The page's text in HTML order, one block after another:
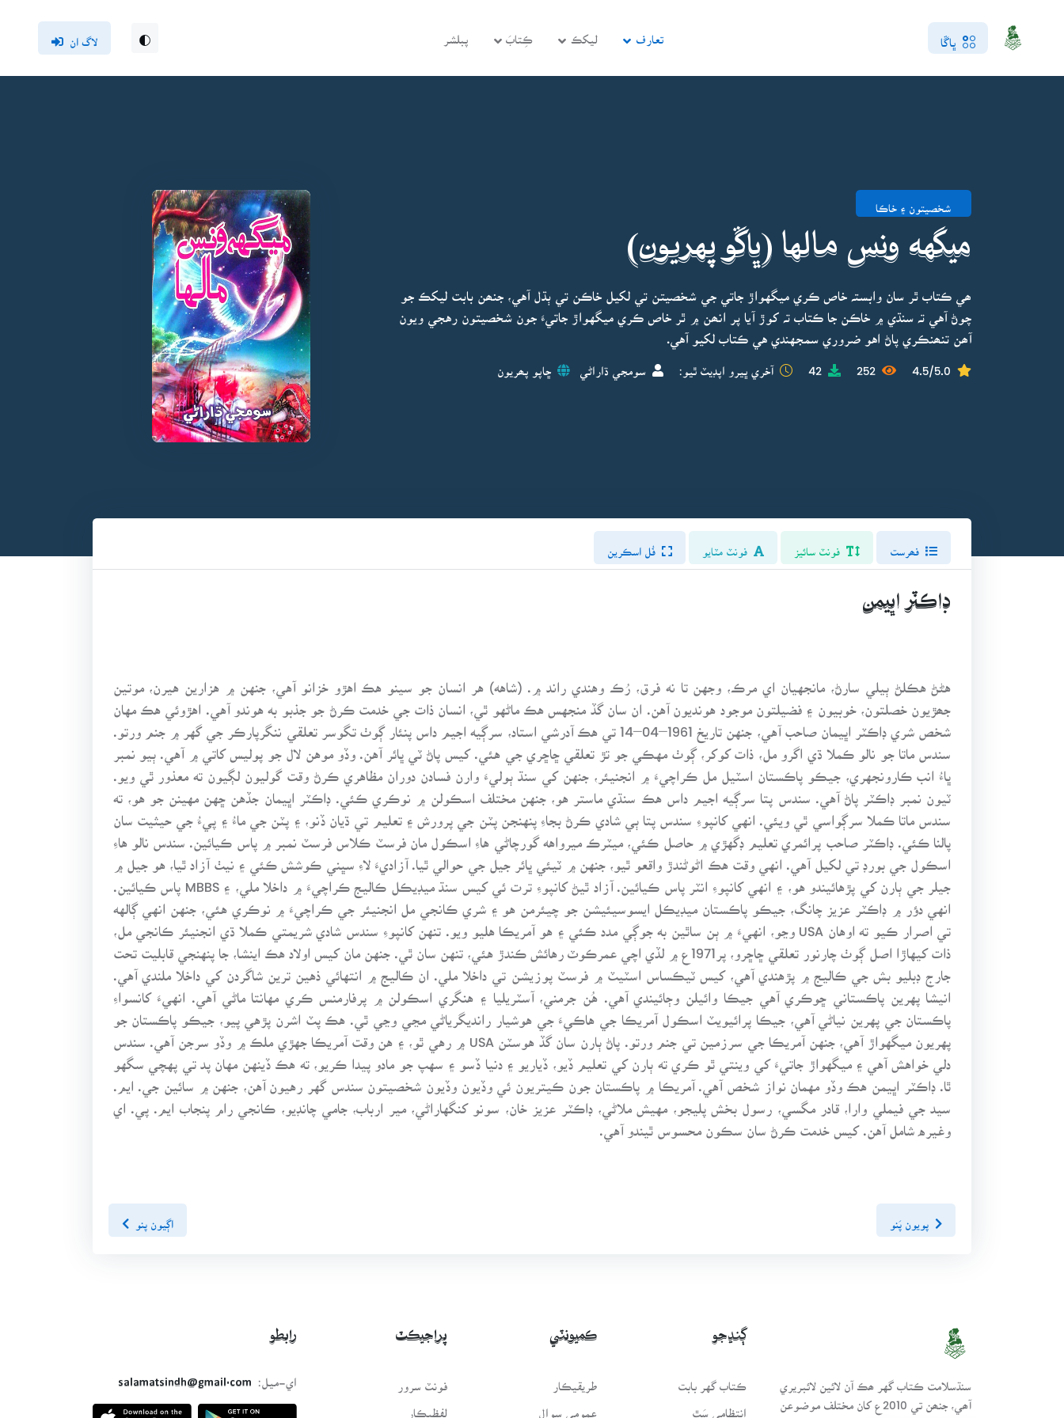
ڀاڱا تعارف ليکڪ ڪِتابَ پبلشر لاگ ان
شخصيتون ۽ خاڪا
ميگهه ونس مالها (ڀاڱو پهريون)
ھي ڪتاب ٿر سان وابستہ خاص ڪري ميگهواڙ جاتي جي شخصيتن تي لکيل خاڪن تي ٻڌل آهي، جنھن بابت ليکڪ جو
چوڻ آهي تہ سنڌي ۾ خاڪن جا ڪتاب تہ کوڙ آيا پر انھن ۾ ٿر خاص ڪري ميگهواڙ جاتيءَ جون شخصيتون رهجي ويون
آھن تنھنڪري پاڻ اهو ضروري سمجهندي هي ڪتاب لکيو آهي.
4.5/5.0
252
42 آخري ڀيرو اپڊيٽ ٿيو: سومجي ڌاراڻي ڇاپو پھريون
فونٽ سائيز فونٽ مٽايو فُل اسڪرين
ڊاڪٽر اڀيمن
هڻڻ هڪلڻ ٻيلي سارڻ، مانجهيان اي مرڪ، وجهن تا نه فرق، رُڪ وهندي راند ۾. (شاهه) هر انسان جو سينو هڪ اهڙو خزانو آهي، جنهن ۾ هزارين هيرن، موتين
جھڙيون خصلتون، خوبيون ۽ فضيلتون موجود هونديون آهن. ان سان گڏ منجهس هڪ ماڻهو ٿي، انسان ذات جي خدمت ڪرڻ جو جذبو به هوندو آهي. اهڙوئي هڪ مهان
شخص شري ڊاڪٽر اڀيمان صاحب آهي، جنهن تاريخ 1961–04–14 تي هڪ آدرشي استاد، سرڳيه اجيم داس پنئار ڳوٺ تگوسر تعلقي ننگرپارڪر جي گهر ۾ جنم ورتو.
سندس ماتا جو نالو ڪملا ڌي اگرو مل، ذات کوکر، ڳوٺ مهڪي جو تڙ تعلقي ڇاڇري جي هئي. کيس پاڻ ٽي ڀائر آهن. وڏو موهن لال جو پوليس کاتي ۾ آهي. ٻيو نمبر
ڀاءُ انب ڪارونجهري، جيڪو پاڪستان اسٽيل مل ڪراچيءَ ۾ انجنيئر، جنهن کي سنڌ ٻوليءَ وارن فسادن دوران مظاهري ڪرڻ وقت گوليون لڳيون ته معذور ٿي ويو.
ٽيون نمبر ڊاڪٽر پاڻ آهي. سندس پتا سرڳيه اجيم داس هڪ سنڌي ماستر هو، جنهن مختلف اسڪولن ۾ نوڪري ڪئي. ڊاڪٽر اڀيمان جڏهن ڇهن مهينن جو هو، ته
سندس ماتا ڪملا سرڳواسي ٿي ويئي. انهي کانپوءِ سندس پتا ٻي شادي ڪرڻ بجاءِ پنهنجن پٽن جي پرورش ۽ تعليم تي ڌيان ڏنو، ۽ پٽن جي ماءُ ۽ پيءُ جي حيثيت سان
پالنا ڪئي. ڊاڪٽر صاحب پرائمري تعليم ڊگهڙي ۾ حاصل ڪئي، ميٽرڪ ميرواهه گورچاڻي هاءِ اسڪول مان فرسٽ ڪلاس فرسٽ نمبر ۾ پاس ڪيائين. سندس نالو هاءِ
اسڪول جي بورڊ تي لکيل آهي. انهي وقت هڪ اڻوڻندڙ واقعو ٿيو، جنهن ۾ ٽيئي ڀائر جيل جي حوالي ٿيا. آزاديءَ لاءِ سڀني ڪوشش ڪئي ۽ نيٺ آزاد ٿيا، هو جيل ۾
جيلر جي ٻارن کي پڙهائيندو هو، ۽ انهي کانپوءِ انٽر پاس ڪيائين. آزاد ٿيڻ کانپوءِ ترت ئي کيس سنڌ ميڊيڪل ڪاليج ڪراچيءَ ۾ داخلا ملي، ۽ MBBS پاس ڪيائين.
انهي دؤر ۾ ڊاڪٽر عزيز چانگ، جيڪو پاڪستان ميڊيڪل ايسوسيئيشن جو چيئرمن هو ۽ شري ڪانجي مل انجنيئر جي ڪراچيءَ ۾ نوڪري هئي، جنهن انهي ڳالهه
تي اصرار ڪيو ته اوهان USA وڃو، انهيءَ ۾ ٻن ساٿين به جوڳي مدد ڪئي ۽ هو آمريڪا هليو ويو. تنهن کانپوءِ سندس شادي شريمتي ڪملا ڌي انجنيئر ڪانجي مل،
ذات کيهاڙا اصل ڳوٺ چارنور تعلقي ڇاڇرو، پر1971ع ۾ لڏي اچي عمرڪوٽ رهائش ڪندڙ هئي، تنهن سان ٿي. جنهن مان کيس اولاد هڪ اينشا، جا پنهنجي قابليت تحت
جارج ڊبليو بش جي ڪاليج ۾ پڙهندي آهي، کيس ٽيڪساس اسٽيٽ ۾ فرسٽ پوزيشن تي داخلا ملي. ان ڪاليج ۾ انتهائي ذهين ترين شاگردن کي داخلا ملندي آهي.
انيشا پهرين پاڪستاني ڇوڪري آهي جيڪا وائيلن وڄائيندي آهي. هُن جرمني، آسٽريليا ۽ هنگري اسڪولن ۾ پرفارمنس ڪري مهانتا ماڻي آهي. انهيءَ کانسواءِ
پاڪستان جي پهرين نياڻي آهي، جيڪا پرائيويٽ اسڪول آمريڪا جي هاڪيءَ جي هوشيار رانديگرياڻي مڃي وڃي ٿي. هڪ پٽ اشرن پڙهي پيو، جيڪو پاڪستان جو
پهريون ميگهواڙ آهي، جنهن آمريڪا جي سرزمين تي جنم ورتو. پاڻ ٻارن سان گڏ هوسٽن USA ۾ رهي ٿو، ۽ هن وقت آمريڪا جهڙي ملڪ ۾ وڏو سرجن آهي. سندس
دلي خواهش آهي ۽ ميگهواڙ جاتيءَ کي وينتي ٿو ڪري ته ٻارن کي تعليم ڏيو، ڏياريو ۽ دنيا ڏسو ۽ سهپ جو مادو پيدا ڪريو، ته هڪ ڏينهن مهان پد تي پهچي سگهو
ٿا. ڊاڪٽر اڀيمن هڪ وڏو مهمان نواز شخص آهي. آمريڪا ۾ پاڪستان جون ڪيتريون ئي وڏيون وڏيون شخصيتون سندس گهر رهيون آهن، جنهن ۾ سائين جي. ايم.
سيد جي فيملي وارا، قادر مگسي، رسول بخش پليجو، مهيش ملاڻي، ڊاڪٽر عزيز خان، سونو کنگهاراڻي، مير ارباب، جامي چانڊيو، ڪانجي رام پنجاب ايم. پي. اي
وغيره شامل آهن. کيس خدمت ڪرڻ سان سڪون محسوس ٿيندو آهي.
پويون پَنو اڳيون پنو
سنڌسلامت ڪتاب گهر ھڪ آن لائين لائبريري
آھي، جنھن تي 2010ع کان مختلف موضوعن
ڳنڍجو
ڪتاب گهر بابت
انتظامي سَٿ
ڪميونٽي
طريقيڪار
عمومي سوال
پراجيڪٽ
فونٽ سرور
لفظيڪار
رابطو
اي-ميل:
salamatsindh@gmail.com